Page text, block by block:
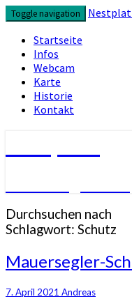
Skip
to
content
Toggle navigation
Startseite
Infos
Webcam
Karte
Historie
Kontakt
Durchsuchen nach
Schlagwort: Schutz
Mauersegler-
Schutz
Mauersegler-
7. April 2021 Andreas